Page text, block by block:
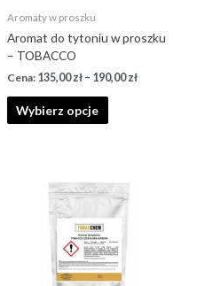
Aromaty w proszku
Aromat do tytoniu w proszku
– TOBACCO
135,00zł – 190,00zł
Wybierz opcje